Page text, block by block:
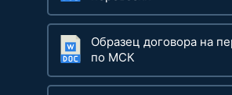
Образец договора на
по МСК